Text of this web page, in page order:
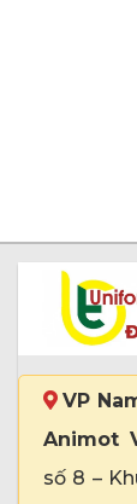
VP
Animot
số 8 –